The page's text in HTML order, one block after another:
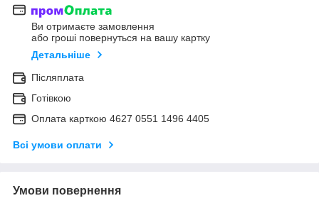
Ви отримаєте замовлення
або гроші повернуться на вашу картку
Детальніше
Післяплата
Готівкою
Оплата карткою 4627 0551 1496 4405
Всі умови оплати
Умови повернення